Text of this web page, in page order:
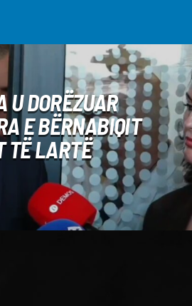
U DORËZUAR
E BËRNABIQIT
TË LARTË